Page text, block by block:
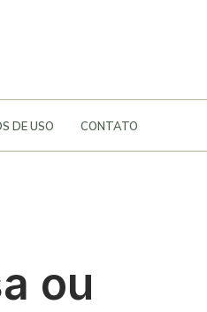
DE USO CONTATO
ou